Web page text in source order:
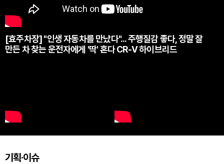
[효주차장] "인생 자동차를 만났다"... 주행질감 좋다, 정말 잘
만든 차 찾는 운전자에게 '딱' 혼다 CR-V 하이브리드
기획·이슈